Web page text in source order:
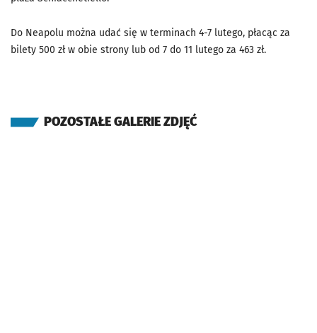
Do Neapolu można udać się w terminach 4-7 lutego, płacąc za
bilety 500 zł w obie strony lub od 7 do 11 lutego za 463 zł.
POZOSTAŁE GALERIE ZDJĘĆ